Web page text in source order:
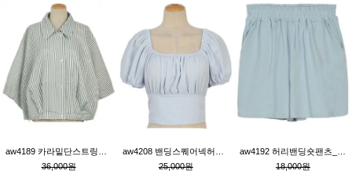
36,000원
25,000원
18,000원